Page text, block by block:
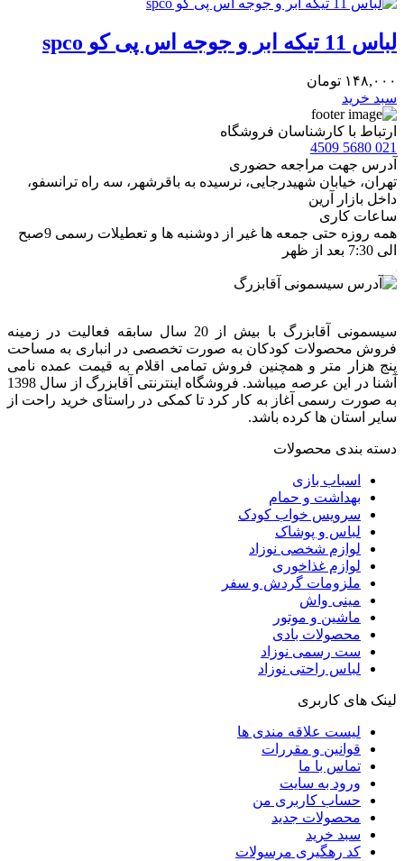
لباس 11 تیکه ابر و جوجه اس پی کو spco
۱۴۸,۰۰۰ تومان
سبد خرید
ارتباط با کارشناسان فروشگاه
021 5680 4509
آدرس جهت مراجعه حضوری
تهران، خيابان شهيدرجايى، نرسیده به باقرشهر، سه راه ترانسفو،
داخل بازار آرین
ساعات کاری
همه روزه حتی جمعه ها غیر از دوشنبه ها و تعطیلات رسمی 9صبح
الی 7:30 بعد از ظهر
سیسمونی آقابزرگ با بیش از 20 سال سابقه فعالیت در زمینه
فروش محصولات کودکان به صورت تخصصی در انباری به مساحت
پنج هزار متر و همچنین فروش تمامی اقلام به قیمت عمده نامی
آشنا در این عرصه میباشد. فروشگاه اینترنتی آقابزرگ از سال 1398
به صورت رسمی آغاز به کار کرد تا کمکی در راستای خرید راحت از
سایر استان ها کرده باشد.
دسته بندی محصولات
اسباب بازی
بهداشت و حمام
سرویس خواب کودک
لباس و پوشاک
لوازم شخصی نوزاد
لوازم غذاخوری
ملزومات گردش و سفر
مینی واش
ماشین و موتور
محصولات بادی
ست رسمی نوزاد
لباس راحتی نوزاد
لینک های کاربری
لیست علاقه مندی ها
قوانین و مقررات
تماس با ما
ورود به سایت
حساب کاربری من
محصولات جدید
سبد خرید
کد رهگیری مرسولات